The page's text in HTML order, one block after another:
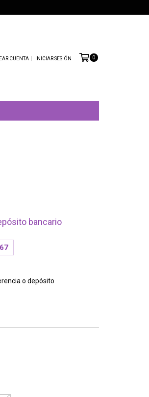
CUENTA INICIAR SESIÓN 0
bancario
o depósito